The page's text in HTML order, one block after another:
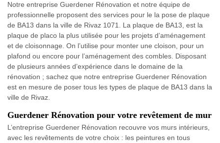
Notre entreprise Guerdener Rénovation et notre équipe de
professionnelle proposent des services pour le la pose de plaque
de BA13 dans la ville de Rivaz 1071. La plaque de BA13, est la
plaque de placo la plus utilisée pour les projets d’aménagement
et de cloisonnage. On l’utilise pour monter une cloison, pour un
plafond ou encore pour l’aménagement des combles. Disposant
de plusieurs années d’expérience dans le domaine de la
rénovation ; sachez que notre entreprise Guerdener Rénovation
est en mesure de poser tous les types de plaque de BA13 dans la
ville de Rivaz.
Guerdener Rénovation pour votre revêtement de mur
L’entreprise Guerdener Rénovation recouvre vos murs intérieurs,
avec les revêtements de votre choix : les peintures en tous